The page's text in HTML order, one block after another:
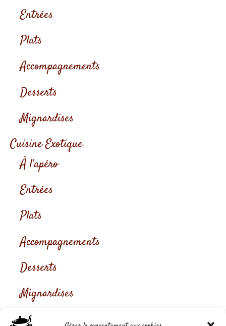
Entrées
Plats
Accompagnements
Desserts
Mignardises
Cuisine Exotique
À l’apéro
Entrées
Plats
Accompagnements
Desserts
Mignardises